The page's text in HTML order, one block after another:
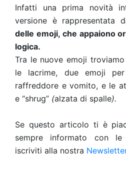
Infatti una prima novità
versione è rappresentata
delle emoji, che appaiono
logica.
Tra le nuove emoji
le lacrime, due emoji
raffreddore e vomito, e le
e “shrug” (alzata di spalle).
Se questo articolo ti è
sempre informato con
iscriviti alla nostra